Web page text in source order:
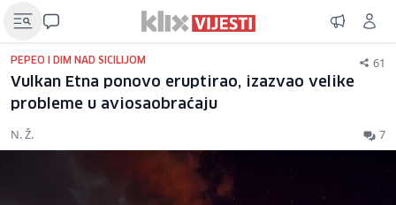
PEPEO I DIM NAD SICILIJOM 61
Vulkan Etna ponovo eruptirao, izazvao velike
probleme u aviosaobraćaju
N. Ž. 7